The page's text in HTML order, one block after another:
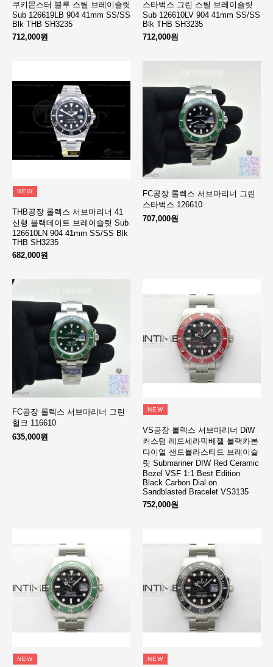
쿠키몬스터 블루 스틸 브레이슬릿
Sub 126619LB 904 41mm SS/SS
Blk THB SH3235
712,000원
스타벅스 그린 스틸 브레이슬릿
Sub 126610LV 904 41mm SS/SS
Blk THB SH3235
712,000원
NEW
THB공장 롤렉스 서브마리너 41
신형 블랙데이트 브레이슬릿 Sub
126610LN 904 41mm SS/SS Blk
THB SH3235
682,000원
FC공장 롤렉스 서브마리너 그린
스타벅스 126610
707,000원
FC공장 롤렉스 서브마리너 그린
헐크 116610
635,000원
NEW
VS공장 롤렉스 서브마리너 DiW
커스텀 레드세라믹베젤 블랙카본
다이얼 샌드블라스티드 브레이슬
릿 Submariner DIW Red Ceramic
Bezel VSF 1:1 Best Edition
Black Carbon Dial on
Sandblasted Bracelet VS3135
752,000원
NEW NEW